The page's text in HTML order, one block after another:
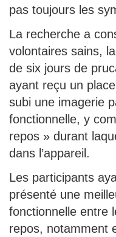
pas toujours les
La recherche a
volontaires sains,
de six jours de
ayant reçu un
subi une imagerie
fonctionnelle, y
repos » durant
dans l’appareil.
Les participants
présenté une
fonctionnelle entre
repos, notamment